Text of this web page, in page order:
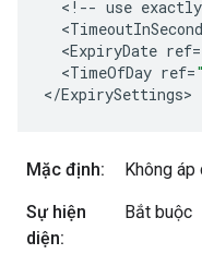
< !-- use exactly
<
<ExpiryDate ref=
<TimeOfDay ref=
</ExpirySettings>
Mặc định: Không áp
Sự hiện
diện:
Bắt buộc